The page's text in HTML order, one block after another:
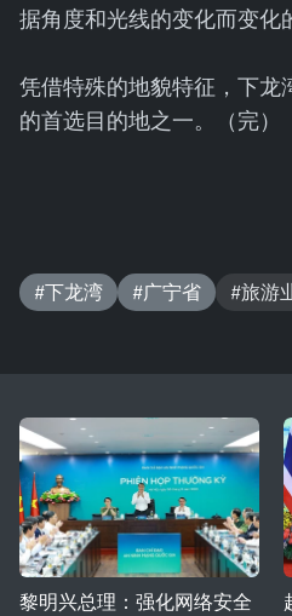
据角度和光线的变化而变化
凭借特殊的地貌特征，下龙
的首选目的地之一。（完）
#下龙湾 #广宁省 #旅游
黎明兴总理：强化网络安全